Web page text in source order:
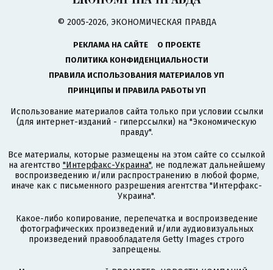
© 2005-2026, ЭКОНОМИЧЕСКАЯ ПРАВДА
РЕКЛАМА НА САЙТЕ
О ПРОЕКТЕ
ПОЛИТИКА КОНФИДЕНЦИАЛЬНОСТИ
ПРАВИЛА ИСПОЛЬЗОВАНИЯ МАТЕРИАЛОВ УП
ПРИНЦИПЫ И ПРАВИЛА РАБОТЫ УП
Использование материалов сайта только при условии ссылки
(для интернет-изданий - гиперссылки) на "Экономическую
правду".
Все материалы, которые размещены на этом сайте со ссылкой
на агентство "Интерфакс-Украина", не подлежат дальнейшему
воспроизведению и/или распространению в любой форме,
иначе как с письменного разрешения агентства "Интерфакс-
Украина".
Какое-либо копирование, перепечатка и воспроизведение
фотографических произведений и/или аудиовизуальных
произведений правообладателя Getty Images строго
запрещены.